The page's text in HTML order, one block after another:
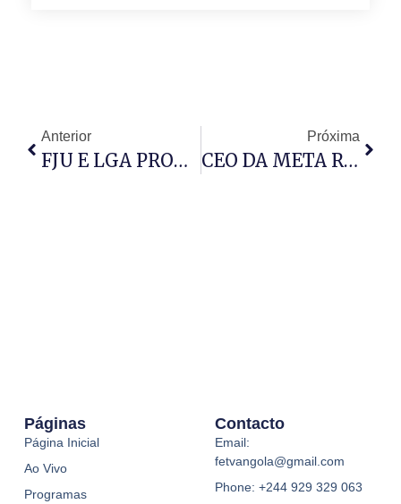
Anterior
FJU E LGA PROMOVEM PARTIDA DE FUTSAL
Próxima
CEO DA META RESPONDE EM TRIBUNAL
Páginas
Página Inicial
Ao Vivo
Programas
Contacto
Email:
fetvangola@gmail.com
Phone: +244 929 329 063